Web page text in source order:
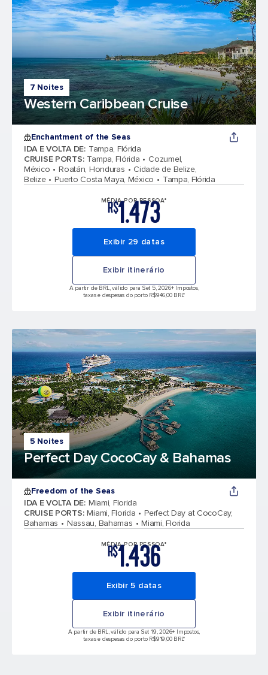
7 Noites
Western Caribbean Cruise
Enchantment of the Seas
IDA E VOLTA DE: Tampa, Flórida
CRUISE PORTS: Tampa, Flórida
Cozumel,
México
Roatán, Honduras
Cidade de Belize,
Belize
Puerto Costa Maya, México Tampa, Flórida
MÉDIA POR PESSOA*
R$1.473
Exibir 29 datas
Exibir itinerário
A partir de BRL, válido para Set 5, 2026+ Impostos,
taxas e despesas do porto R$946,00 BRL*
5 Noites
Perfect Day CocoCay & Bahamas
Freedom of the Seas
IDA E VOLTA DE: Miami, Florida
CRUISE PORTS: Miami, Florida
Perfect Day at CocoCay,
Bahamas
Nassau, Bahamas Miami, Florida
MÉDIA POR PESSOA*
R$1.436
Exibir 5 datas
Exibir itinerário
A partir de BRL, válido para Set 19, 2026+ Impostos,
taxas e despesas do porto R$919,00 BRL*